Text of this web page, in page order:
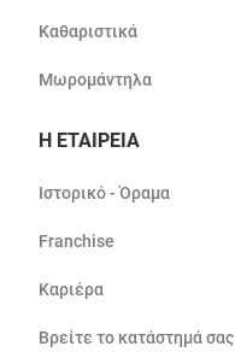
Καθαριστικά
Μωρομάντηλα
Η ΕΤΑΙΡΕΙΑ
Ιστορικό - Όραμα
Franchise
Καριέρα
Βρείτε το κατάστημά σας